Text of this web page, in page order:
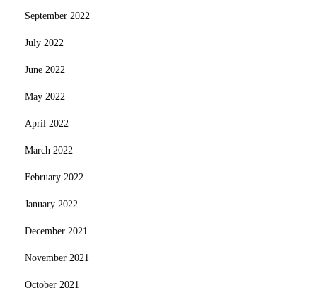
September 2022
July 2022
June 2022
May 2022
April 2022
March 2022
February 2022
January 2022
December 2021
November 2021
October 2021